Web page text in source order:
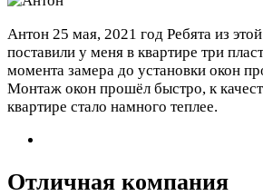
Антон 25 мая, 2021 год Ребята из
поставили у меня в квартире три
момента замера до установки окон
Монтаж окон прошёл быстро, к
квартире стало намного теплее.
Отличная компания